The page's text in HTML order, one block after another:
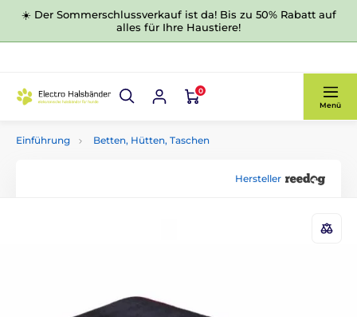
☀️ Der Sommerschlussverkauf ist da! Bis zu 50% Rabatt auf
alles für Ihre Haustiere!
0
Menü
Einführung Betten, Hütten, Taschen
Hersteller